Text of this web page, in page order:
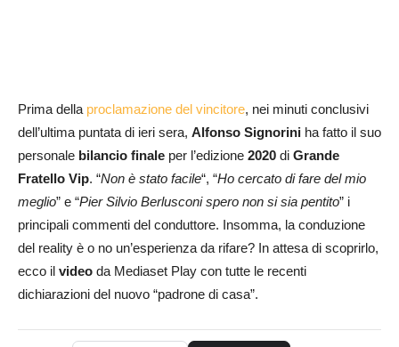
Prima della proclamazione del vincitore, nei minuti conclusivi
dell’ultima puntata di ieri sera, Alfonso Signorini ha fatto il suo
personale bilancio finale per l’edizione 2020 di Grande
Fratello Vip. “Non è stato facile“, “Ho cercato di fare del mio
meglio” e “Pier Silvio Berlusconi spero non si sia pentito” i
principali commenti del conduttore. Insomma, la conduzione
del reality è o no un’esperienza da rifare? In attesa di scoprirlo,
ecco il video da Mediaset Play con tutte le recenti
dichiarazioni del nuovo “padrone di casa”.